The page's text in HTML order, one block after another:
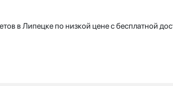
в Липецке по низкой цене с бесплатной